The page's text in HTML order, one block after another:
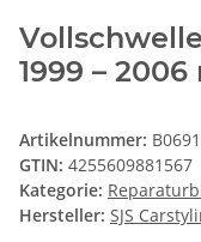
1999 –
Artikelnummer:
GTIN: 4255609881567
Kategorie:
Hersteller: SJS